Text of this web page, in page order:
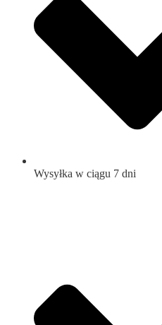
Wysyłka w ciągu 7 dni